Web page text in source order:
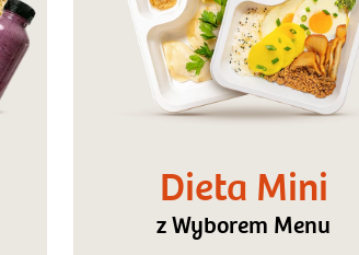
Dieta Mini
z Wyborem Menu